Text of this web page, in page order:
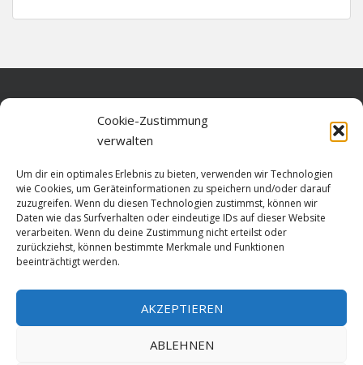
Cookie-Zustimmung
verwalten
Um dir ein optimales Erlebnis zu bieten, verwenden wir Technologien
wie Cookies, um Geräteinformationen zu speichern und/oder darauf
zuzugreifen. Wenn du diesen Technologien zustimmst, können wir
Daten wie das Surfverhalten oder eindeutige IDs auf dieser Website
verarbeiten. Wenn du deine Zustimmung nicht erteilst oder
zurückziehst, können bestimmte Merkmale und Funktionen
beeinträchtigt werden.
AKZEPTIEREN
ABLEHNEN
Datenschutz
Cookie-Richtlinie (EU)
Impressum
HOME